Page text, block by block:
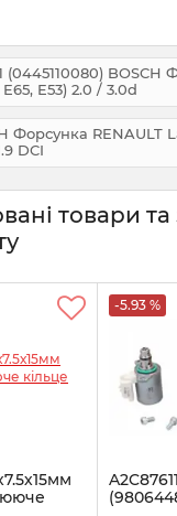
(0445110080) BOSCH
E53) 2.0 / 3.0d
Форсунка RENAULT
DCI
товари та
-5.93 %